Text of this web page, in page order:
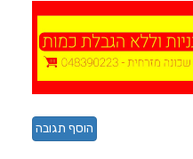
הוסף תגובה